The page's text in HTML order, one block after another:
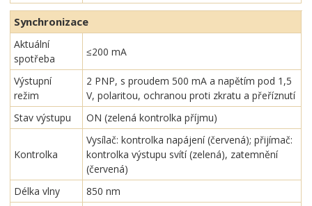
Synchronizace
Aktuální
spotřeba
≤200 mA
Výstupní
režim
2 PNP, s proudem 500 mA a napětím pod 1,5
V, polaritou, ochranou proti zkratu a přeříznutí
Stav výstupu
ON (zelená kontrolka příjmu)
Kontrolka
Vysílač: kontrolka napájení (červená); přijímač:
kontrolka výstupu svítí (zelená), zatemnění
(červená)
Délka vlny
850 nm